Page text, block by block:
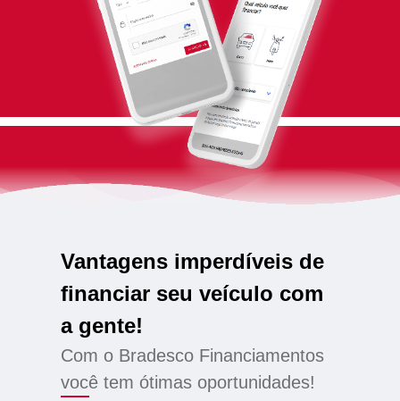
Vantagens imperdíveis de
financiar seu veículo com
a gente!
Com o Bradesco Financiamentos
você tem ótimas oportunidades!